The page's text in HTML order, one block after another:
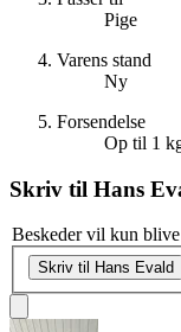
Pige
Varens stand
Ny
Forsendelse
Op til 1
Skriv til Hans
Beskeder vil kun
Skriv til Hans Evald